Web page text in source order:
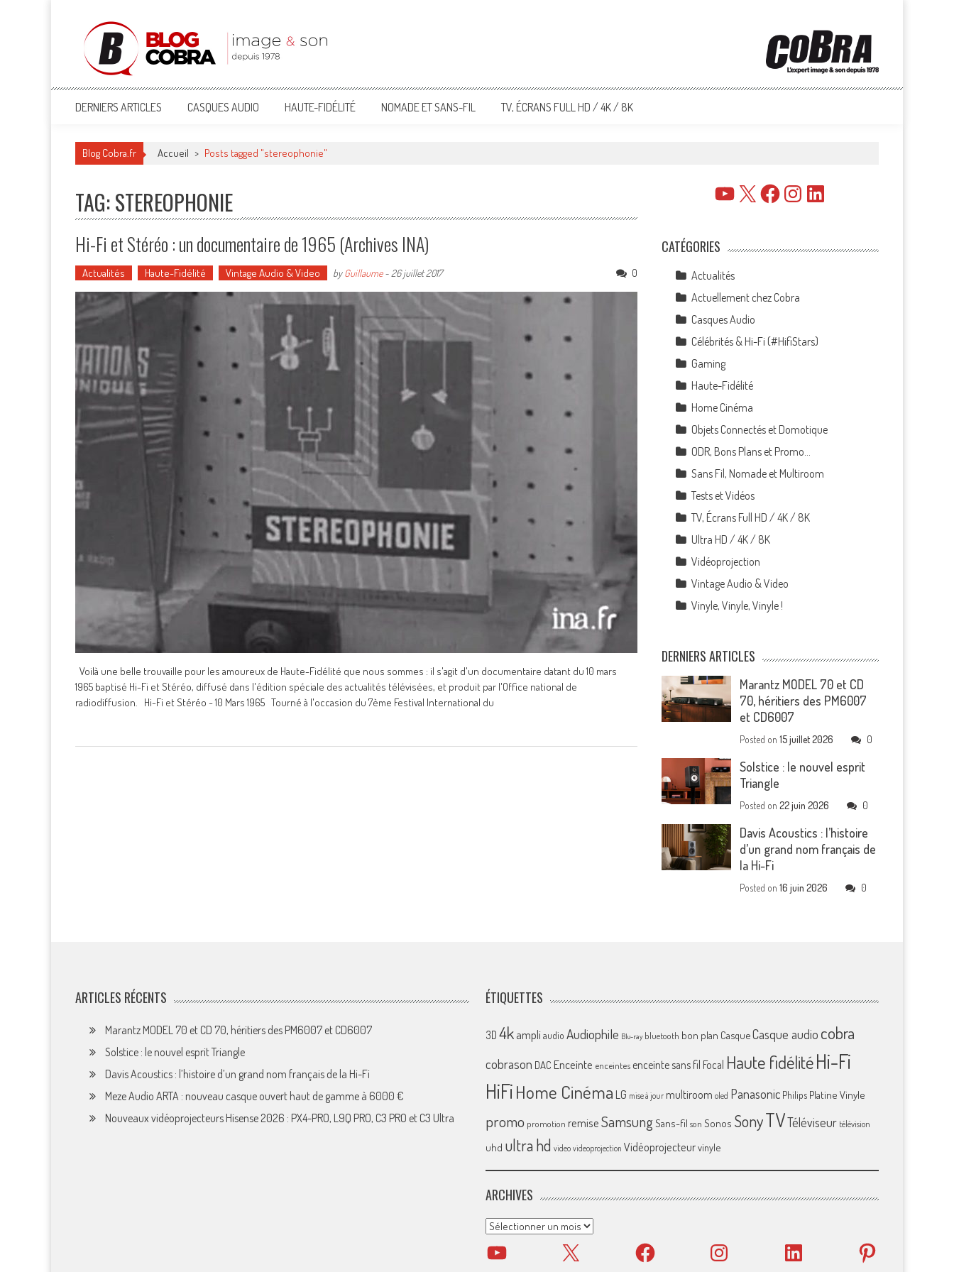
Blog Cobra
Toute l'actu Image & Son !
DERNIERS ARTICLES CASQUES AUDIO HAUTE-FIDÉLITÉ NOMADE ET SANS-FIL TV, ÉCRANS FULL HD / 4K / 8K
Blog Cobra.fr Accueil > Posts tagged "stereophonie"
TAG: STEREOPHONIE
Hi-Fi et Stéréo : un documentaire de 1965 (Archives INA)
Actualités Haute-Fidélité Vintage Audio & Video byGuillaume- 26 juillet 2017 0
Voilà une belle trouvaille pour les amoureux de Haute-Fidélité que nous sommes : il s'agit d'un documentaire datant du 10 mars
1965 baptisé Hi-Fi et Stéréo, diffusé dans l'édition spéciale des actualités télévisées, et produit par l'Office national de
radiodiffusion. Hi-Fi et Stéréo - 10 Mars 1965 Tourné à l'occasion du 7ème Festival International du
YouTube
X FacebookInstagramLinkedIn
CATÉGORIES
Actualités
Actuellement chez Cobra
Casques Audio
Célébrités & Hi-Fi (#HifiStars)
Gaming
Haute-Fidélité
Home Cinéma
Objets Connectés et Domotique
ODR, Bons Plans et Promo…
Sans Fil, Nomade et Multiroom
Tests et Vidéos
TV, Écrans Full HD / 4K / 8K
Ultra HD / 4K / 8K
Vidéoprojection
Vintage Audio & Video
Vinyle, Vinyle, Vinyle !
DERNIERS ARTICLES
Marantz MODEL 70 et CD
70, héritiers des PM6007
et CD6007
Posted on15 juillet 2026 0
Solstice : le nouvel esprit
Triangle
Posted on22 juin 2026 0
Davis Acoustics : l’histoire
d’un grand nom français de
la Hi-Fi
Posted on16 juin 2026 0
ARTICLES RÉCENTS
Marantz MODEL 70 et CD 70, héritiers des PM6007 et CD6007
Solstice : le nouvel esprit Triangle
Davis Acoustics : l’histoire d’un grand nom français de la Hi-Fi
Meze Audio ARTA : nouveau casque ouvert haut de gamme à 6000 €
Nouveaux vidéoprojecteurs Hisense 2026 : PX4-PRO, L9Q PRO, C3 PRO et C3 Ultra
ÉTIQUETTES
3D 4k ampliaudio Audiophile Blu-ray bluetooth bon plan CasqueCasque audio cobra
cobrason DAC Enceinte enceintes enceinte sans fil Focal Haute fidélitéHi-Fi
HiFiHome Cinéma LG mise à jour multiroom oled Panasonic Philips Platine Vinyle
promo promotion remiseSamsungSans-fil son Sonos SonyTVTéléviseur télévision
uhd ultra hd video videoprojection Vidéoprojecteurvinyle
ARCHIVES
Archives
YouTube X Facebook Instagram LinkedIn Pinterest